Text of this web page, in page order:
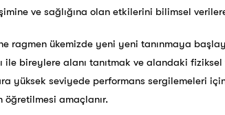
ve sağlığına olan etkilerini bilimsel
ragmen ükemizde yeni yeni tanınmaya
ile bireylere alanı tanıtmak ve alandaki
yüksek seviyede performans sergilemeleri
amaçlanır.